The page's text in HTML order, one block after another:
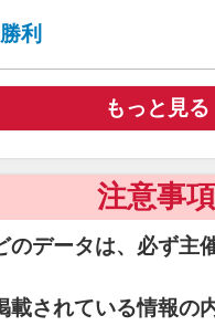
利
もっと見る
注意事項
のデータは、必ず主
載されている情報の